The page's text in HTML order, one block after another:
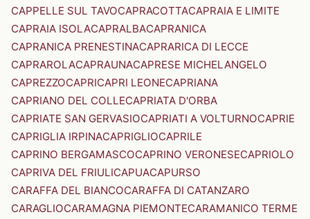
CAPPELLE SUL TAVOCAPRACOTTACAPRAIA E LIMITE
CAPRAIA ISOLACAPRALBACAPRANICA
CAPRANICA PRENESTINACAPRARICA DI LECCE
CAPRAROLACAPRAUNACAPRESE MICHELANGELO
CAPREZZOCAPRICAPRI LEONECAPRIANA
CAPRIANO DEL COLLECAPRIATA D'ORBA
CAPRIATE SAN GERVASIOCAPRIATI A VOLTURNOCAPRIE
CAPRIGLIA IRPINACAPRIGLIOCAPRILE
CAPRINO BERGAMASCOCAPRINO VERONESECAPRIOLO
CAPRIVA DEL FRIULICAPUACAPURSO
CARAFFA DEL BIANCOCARAFFA DI CATANZARO
CARAGLIOCARAMAGNA PIEMONTECARAMANICO TERME